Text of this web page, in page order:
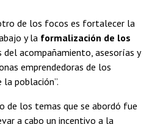
de los focos es fortalecer la
y la formalización de los
del acompañamiento, asesorías y
emprendedoras de los
población”.
de los temas que se abordó fue
a cabo un incentivo a la